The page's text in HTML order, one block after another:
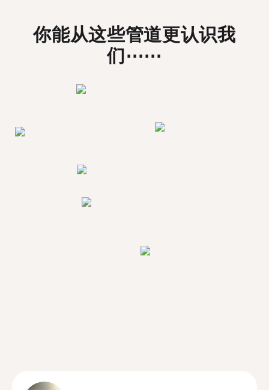
你能从这些管道更认识我
们⋯⋯